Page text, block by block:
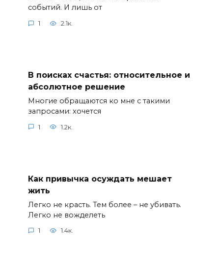
событий. И лишь от
1 2.1к.
В поисках счастья: относительное и
абсолютное решение
Многие обращаются ко мне с такими
запросами: хочется
1 1.2к.
Как привычка осуждать мешает
жить
Легко не красть. Тем более – не убивать.
Легко не вожделеть
1 1.4к.